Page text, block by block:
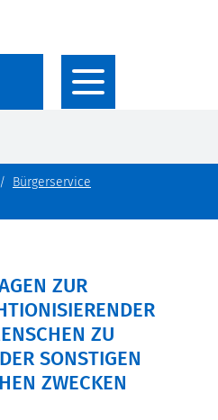
Bürgerservice
ZUR
ZU
SONSTIGEN
ZWECKEN